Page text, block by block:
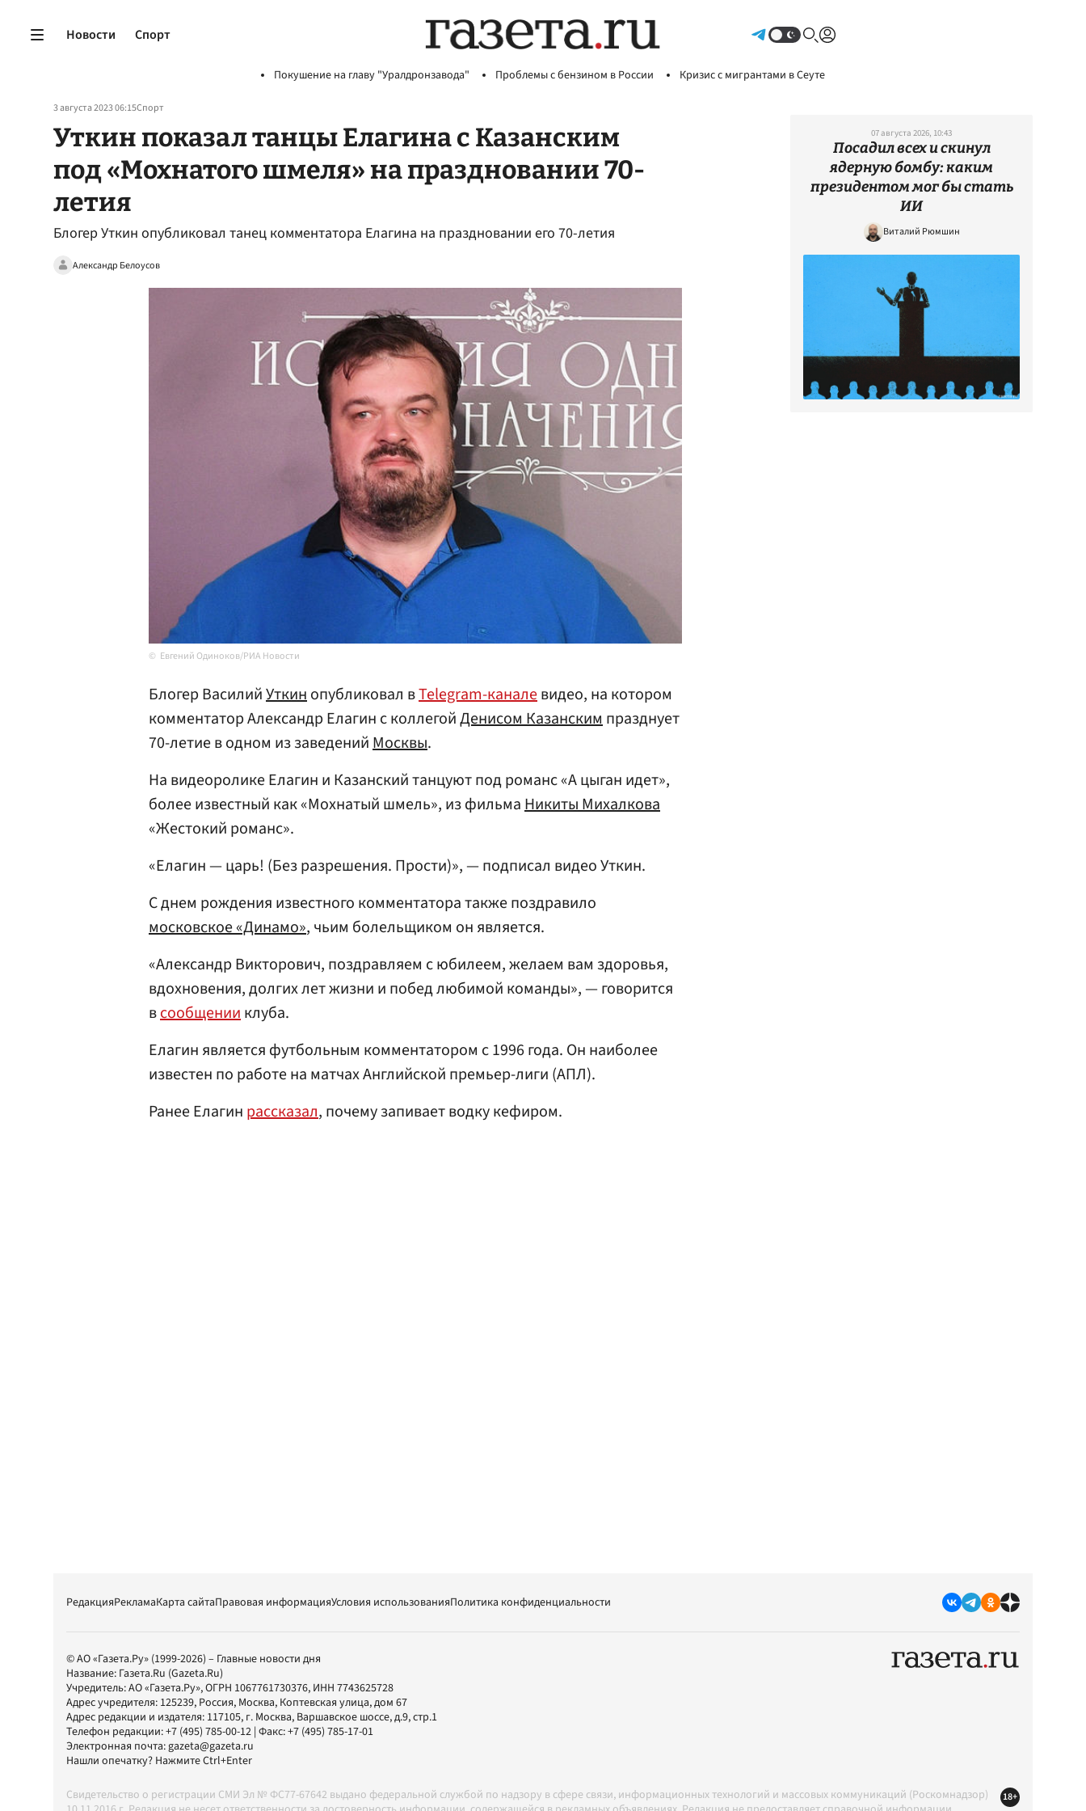
Новости Спорт
Покушение на главу "Уралдронзавода" Проблемы с бензином в России Кризис с мигрантами в Сеуте
3 августа 2023 06:15Спорт
Уткин показал танцы Елагина с Казанским
под «Мохнатого шмеля» на праздновании 70-
летия
Блогер Уткин опубликовал танец комментатора Елагина на праздновании его 70-летия
Александр Белоусов
Евгений Одиноков/РИА Новости
Блогер ВасилийУткинопубликовал вTelegram-каналевидео, на котором
комментатор Александр Елагин с коллегойДенисом Казанскимпразднует
70-летие в одном из заведенийМосквы.
На видеоролике Елагин и Казанский танцуют под романс «А цыган идет»,
более известный как «Мохнатый шмель», из фильмаНикиты Михалкова
«Жестокий романс».
«Елагин — царь! (Без разрешения. Прости)», — подписал видео Уткин.
С днем рождения известного комментатора также поздравило
московское «Динамо», чьим болельщиком он является.
«Александр Викторович, поздравляем с юбилеем, желаем вам здоровья,
вдохновения, долгих лет жизни и побед любимой команды», — говорится
всообщенииклуба.
Елагин является футбольным комментатором с 1996 года. Он наиболее
известен по работе на матчах Английской премьер-лиги (АПЛ).
Ранее Елагин рассказал, почему запивает водку кефиром.
07 августа 2026, 10:43
Посадил всех и скинул
ядерную бомбу: каким
президентом мог бы стать
ИИ
Виталий Рюмшин
РедакцияРекламаКарта сайтаПравовая информацияУсловия использованияПолитика конфиденциальности
© АО «Газета.Ру» (1999-2026) – Главные новости дня
Название: Газета.Ru (Gazeta.Ru)
Учредитель:АО «Газета.Ру», ОГРН 1067761730376, ИНН 7743625728
Адрес учредителя: 125239, Россия, Москва, Коптевская улица, дом 67
Адрес редакции и издателя: 117105, г. Москва, Варшавское шоссе, д.9, стр.1
Телефон редакции:+7 (495) 785-00-12 | Факс:+7 (495) 785-17-01
Электронная почта:gazeta@gazeta.ru
Нашли опечатку? Нажмите Ctrl+Enter
Свидетельство о регистрации СМИ Эл № ФС77-67642 выдано федеральной службой по надзору в сфере связи, информационных технологий и массовых коммуникаций (Роскомнадзор)
18+